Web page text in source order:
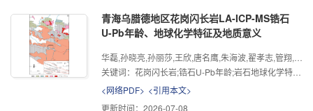
青海乌腊德地区花岗闪长岩LA-ICP-MS锆石
U-Pb年龄、地球化学特征及地质意义
关键词： 花岗闪长岩;锆石U-Pb年龄;岩石地球化学特征;乌腊德
<网络PDF> <引用本文>
更新时间： 2026-07-08